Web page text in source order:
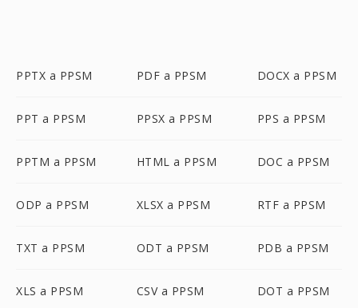
PPTX a PPSM PDF a PPSM DOCX a PPSM
PPT a PPSM PPSX a PPSM PPS a PPSM
PPTM a PPSM HTML a PPSM DOC a PPSM
ODP a PPSM XLSX a PPSM RTF a PPSM
TXT a PPSM ODT a PPSM PDB a PPSM
XLS a PPSM CSV a PPSM DOT a PPSM